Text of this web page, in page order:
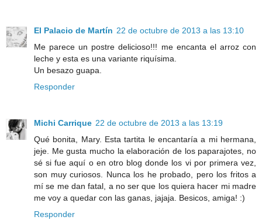
El Palacio de Martín 22 de octubre de 2013 a las 13:10
Me parece un postre delicioso!!! me encanta el arroz con
leche y esta es una variante riquísima.
Un besazo guapa.
Responder
Michi Carrique 22 de octubre de 2013 a las 13:19
Qué bonita, Mary. Esta tartita le encantaría a mi hermana,
jeje. Me gusta mucho la elaboración de los paparajotes, no
sé si fue aquí o en otro blog donde los vi por primera vez,
son muy curiosos. Nunca los he probado, pero los fritos a
mí se me dan fatal, a no ser que los quiera hacer mi madre
me voy a quedar con las ganas, jajaja. Besicos, amiga! :)
Responder